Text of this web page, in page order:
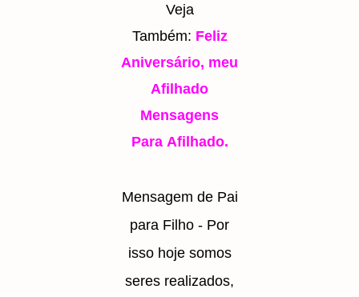
Veja
Também: Feliz
Aniversário, meu
Afilhado
Mensagens
Para Afilhado.
Mensagem de Pai
para Filho - Por
isso hoje somos
seres realizados,